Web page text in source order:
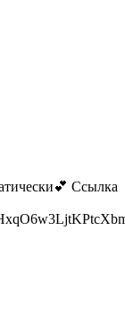
Ссылка